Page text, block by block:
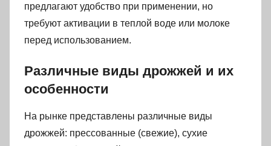
предлагают удобство при применении, но
требуют активации в теплой воде или молоке
перед использованием.
Различные виды дрожжей и их
особенности
На рынке представлены различные виды
дрожжей: прессованные (свежие), сухие